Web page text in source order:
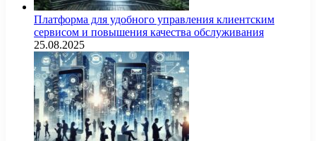
Платформа для удобного управления клиентским
сервисом и повышения качества обслуживания
25.08.2025